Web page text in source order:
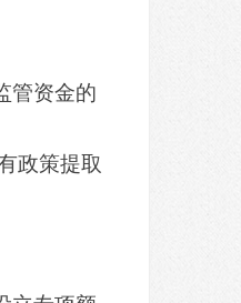
管资金的
政策提取